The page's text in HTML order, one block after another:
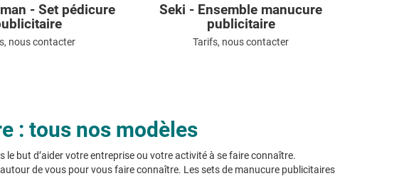
- Set pédicure
nous contacter
Seki - Ensemble manucure
publicitaire
Tarifs, nous contacter
: tous nos modèles
but d’aider votre entreprise ou votre activité à se faire connaître.
de vous pour vous faire connaître. Les sets de manucure publicitaires